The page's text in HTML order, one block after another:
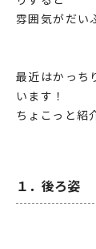
雰囲気がだい
最近はかっち
います！
ちょこっと紹
１．後ろ姿